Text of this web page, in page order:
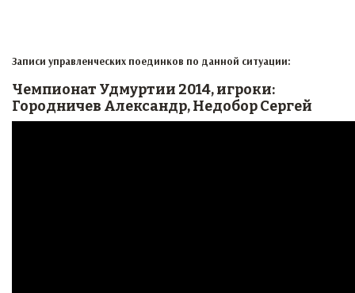
Записи управленческих поединков по данной ситуации:
Чемпионат Удмуртии 2014, игроки:
Городничев Александр, Недобор Сергей